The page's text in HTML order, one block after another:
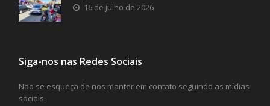
16 de julho de 2026
Siga-nos nas Redes Sociais
Não se esqueça de nos manter em contato seguindo as mídias
sociais.